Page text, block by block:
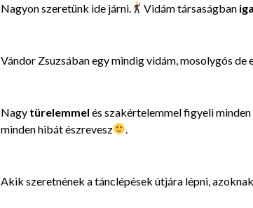
Nagyon szeretünk ide járni. Vidám társaságban
Vándor Zsuzsában egy mindig vidám, mosolygós
Nagy türelemmel és szakértelemmel figyeli
minden hibát észrevesz
.
Akik szeretnének a tánclépések útjára lépni,